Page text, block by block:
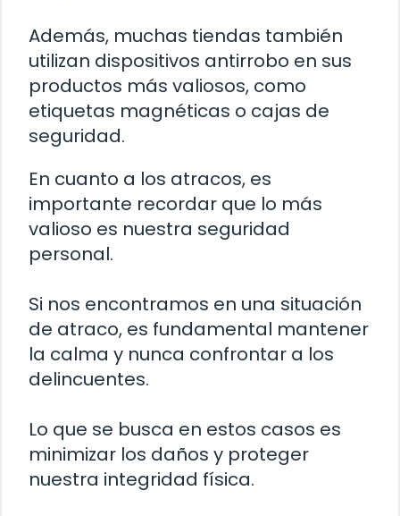
Además, muchas tiendas también
utilizan dispositivos antirrobo en sus
productos más valiosos, como
etiquetas magnéticas o cajas de
seguridad.
En cuanto a los atracos, es
importante recordar que lo más
valioso es nuestra seguridad
personal.
Si nos encontramos en una situación
de atraco, es fundamental mantener
la calma y nunca confrontar a los
delincuentes.
Lo que se busca en estos casos es
minimizar los daños y proteger
nuestra integridad física.